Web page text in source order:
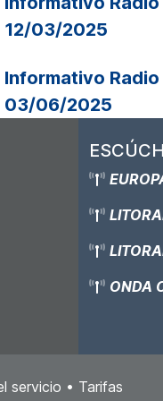
12/03/2025
Informativo
03/06/2025
ONDA
servicio • Tarifas